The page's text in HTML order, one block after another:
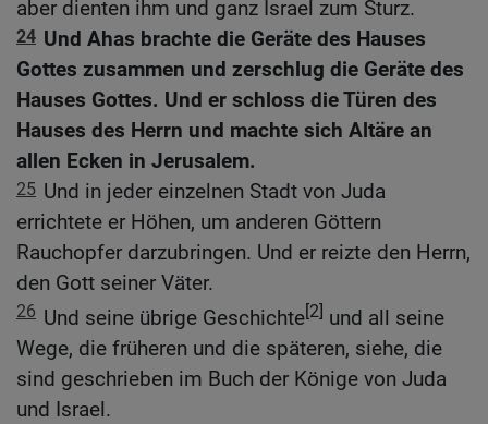
aber dienten ihm und ganz Israel zum Sturz.
24 Und Ahas brachte die Geräte des Hauses
Gottes zusammen und zerschlug die Geräte des
Hauses Gottes. Und er schloss die Türen des
Hauses des Herrn und machte sich Altäre an
allen Ecken in Jerusalem.
25 Und in jeder einzelnen Stadt von Juda
errichtete er Höhen, um anderen Göttern
Rauchopfer darzubringen. Und er reizte den Herrn,
den Gott seiner Väter.
26 Und seine übrige Geschichte[2] und all seine
Wege, die früheren und die späteren, siehe, die
sind geschrieben im Buch der Könige von Juda
und Israel.